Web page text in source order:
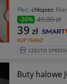
Płeć: chłopiec
-20% 49,00 zł
KUP TERAZ
39 zł
CZĘSTO
Buty halowe